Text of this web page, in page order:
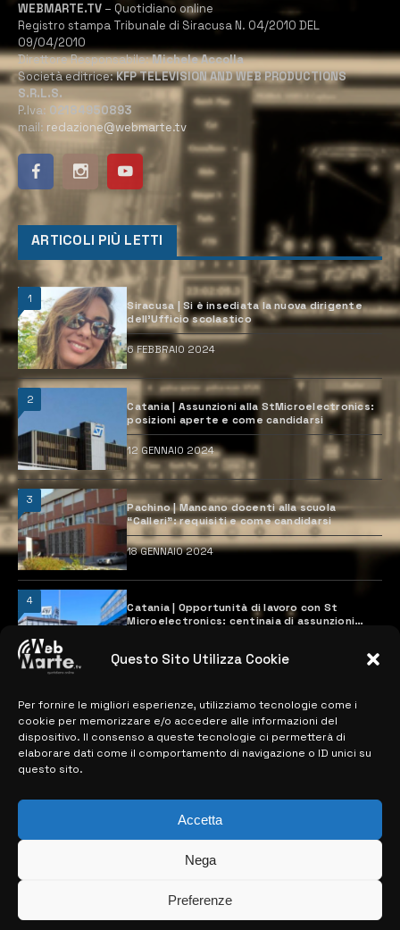
Questo Sito Utilizza Cookie
Per fornire le migliori esperienze, utilizziamo tecnologie come i
cookie per memorizzare e/o accedere alle informazioni del
dispositivo. Il consenso a queste tecnologie ci permetterà di
elaborare dati come il comportamento di navigazione o ID unici su
questo sito.
Accetta
Nega
Preferenze
WEBMARTE.TV – Quotidiano online
Registro stampa Tribunale di Siracusa N. 04/2010 DEL
09/04/2010
Direttore Responsabile:Michele Accolla
Società editrice:KFP TELEVISION AND WEB PRODUCTIONS
S.R.L.S.
P.Iva: 02184950893
mail: redazione@webmarte.tv
ARTICOLI PIÙ LETTI
1
Siracusa | Si è insediata la nuova dirigente
dell’Ufficio scolastico
6 FEBBRAIO 2024
2
Catania | Assunzioni alla StMicroelectronics:
posizioni aperte e come candidarsi
12 GENNAIO 2024
3
Pachino | Mancano docenti alla scuola
“Calleri”: requisiti e come candidarsi
18 GENNAIO 2024
4
Catania | Opportunità di lavoro con St
Microelectronics: centinaia di assunzioni
28 MARZO 2024
MAPPA DEL SITO
> NOTIZIE
> EDIZIONI LOCALI